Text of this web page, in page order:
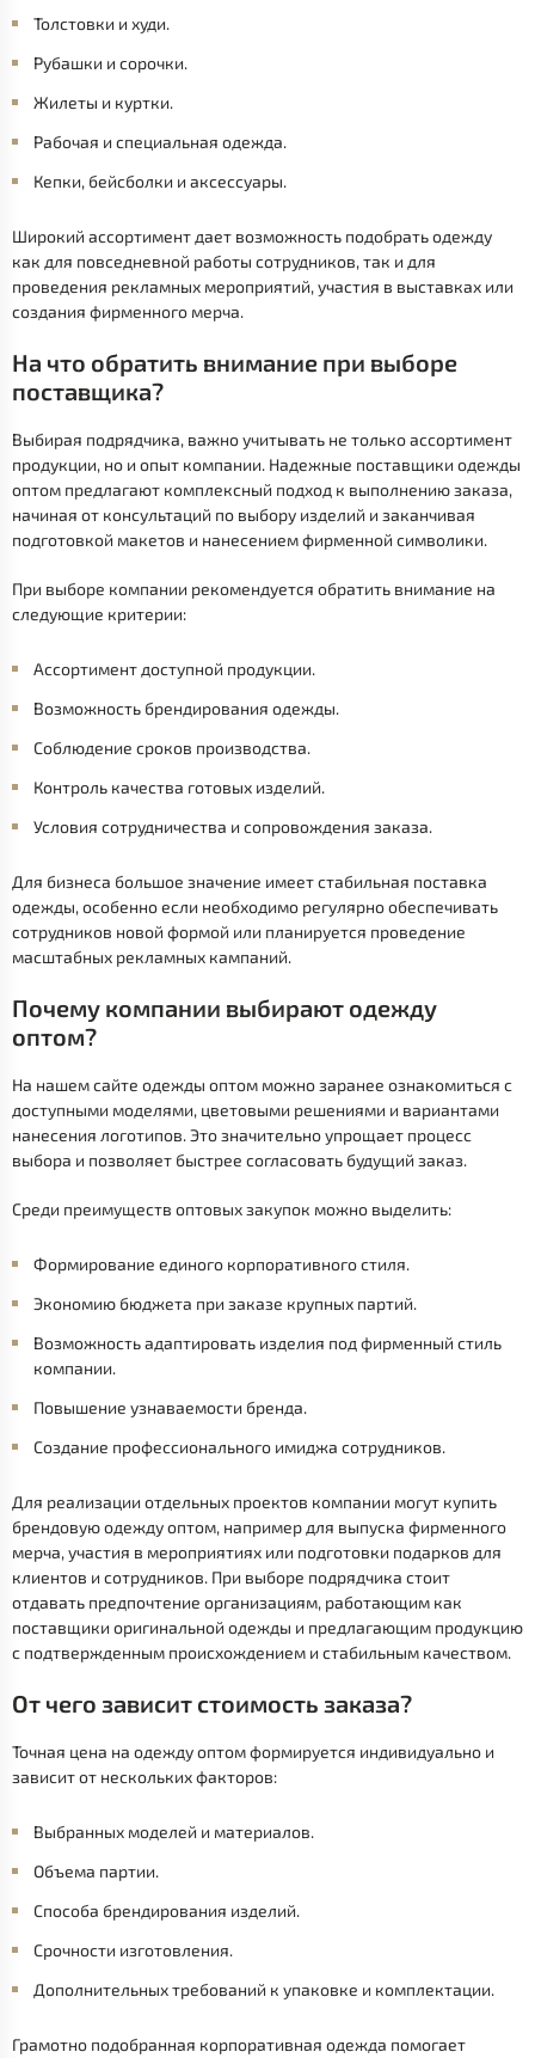
Толстовки и худи.
Рубашки и сорочки.
Жилеты и куртки.
Рабочая и специальная одежда.
Кепки, бейсболки и аксессуары.
Широкий ассортимент дает возможность подобрать одежду
как для повседневной работы сотрудников, так и для
проведения рекламных мероприятий, участия в выставках или
создания фирменного мерча.
На что обратить внимание при выборе
поставщика?
Выбирая подрядчика, важно учитывать не только ассортимент
продукции, но и опыт компании. Надежные поставщики одежды
оптом предлагают комплексный подход к выполнению заказа,
начиная от консультаций по выбору изделий и заканчивая
подготовкой макетов и нанесением фирменной символики.
При выборе компании рекомендуется обратить внимание на
следующие критерии:
Ассортимент доступной продукции.
Возможность брендирования одежды.
Соблюдение сроков производства.
Контроль качества готовых изделий.
Условия сотрудничества и сопровождения заказа.
Для бизнеса большое значение имеет стабильная поставка
одежды, особенно если необходимо регулярно обеспечивать
сотрудников новой формой или планируется проведение
масштабных рекламных кампаний.
Почему компании выбирают одежду
оптом?
На нашем сайте одежды оптом можно заранее ознакомиться с
доступными моделями, цветовыми решениями и вариантами
нанесения логотипов. Это значительно упрощает процесс
выбора и позволяет быстрее согласовать будущий заказ.
Среди преимуществ оптовых закупок можно выделить:
Формирование единого корпоративного стиля.
Экономию бюджета при заказе крупных партий.
Возможность адаптировать изделия под фирменный стиль
компании.
Повышение узнаваемости бренда.
Создание профессионального имиджа сотрудников.
Для реализации отдельных проектов компании могут купить
брендовую одежду оптом, например для выпуска фирменного
мерча, участия в мероприятиях или подготовки подарков для
клиентов и сотрудников. При выборе подрядчика стоит
отдавать предпочтение организациям, работающим как
поставщики оригинальной одежды и предлагающим продукцию
с подтвержденным происхождением и стабильным качеством.
От чего зависит стоимость заказа?
Точная цена на одежду оптом формируется индивидуально и
зависит от нескольких факторов:
Выбранных моделей и материалов.
Объема партии.
Способа брендирования изделий.
Срочности изготовления.
Дополнительных требований к упаковке и комплектации.
Грамотно подобранная корпоративная одежда помогает